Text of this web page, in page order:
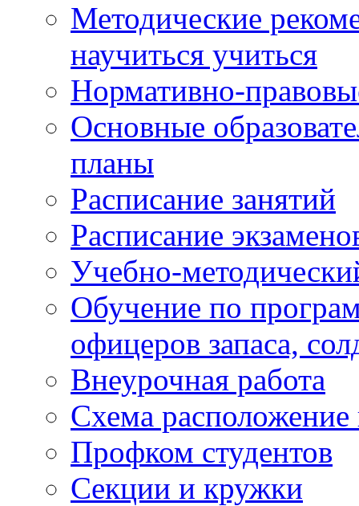
Методические
научиться учиться
Нормативно-
Основные
планы
Расписание занятий
Расписание
Учебно-
Обучение по
офицеров запаса,
Внеурочная работа
Схема расположение
Профком студентов
Секции и кружки